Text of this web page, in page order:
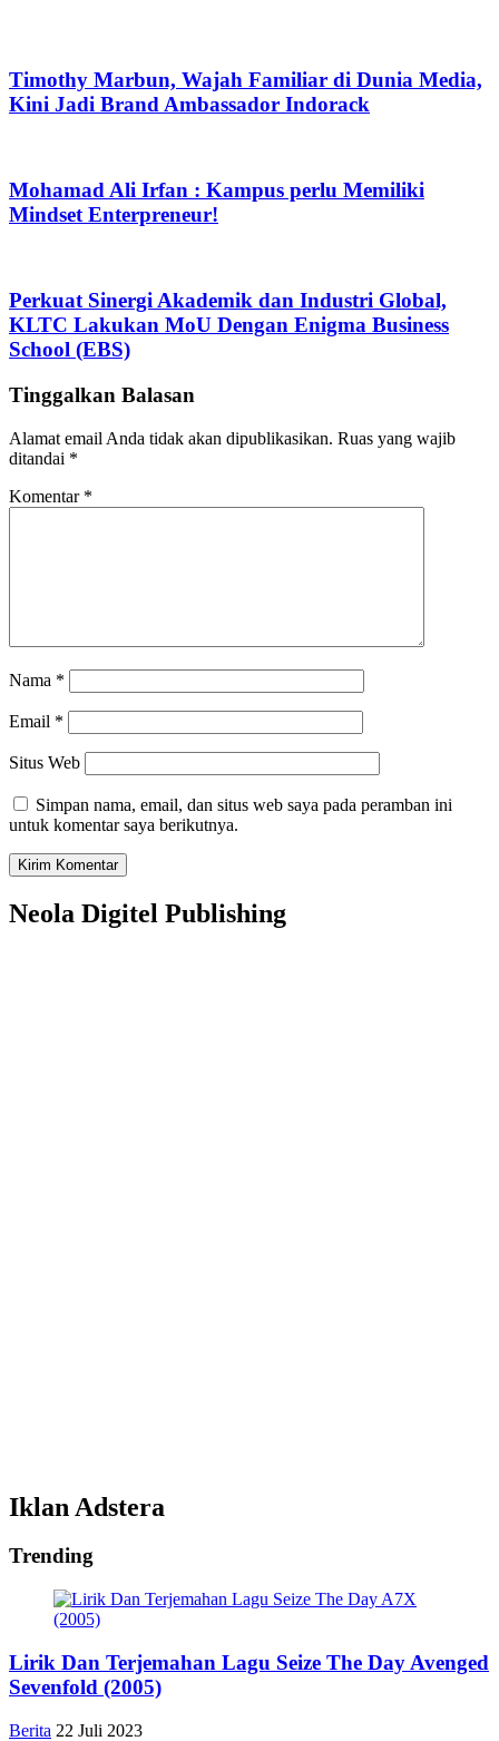
Timothy Marbun, Wajah Familiar di Dunia Media,
Kini Jadi Brand Ambassador Indorack
Mohamad Ali Irfan : Kampus perlu Memiliki
Mindset Enterpreneur!
Perkuat Sinergi Akademik dan Industri Global,
KLTC Lakukan MoU Dengan Enigma Business
School (EBS)
Tinggalkan Balasan
Alamat email Anda tidak akan dipublikasikan. Ruas yang wajib
ditandai *
Komentar *
Nama *
Email *
Situs Web
Simpan nama, email, dan situs web saya pada peramban ini
untuk komentar saya berikutnya.
Neola Digitel Publishing
Iklan Adstera
Trending
Lirik Dan Terjemahan Lagu Seize The Day Avenged
Sevenfold (2005)
Berita 22 Juli 2023